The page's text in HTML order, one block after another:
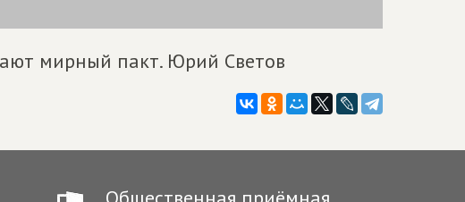
мирный пакт. Юрий Светов